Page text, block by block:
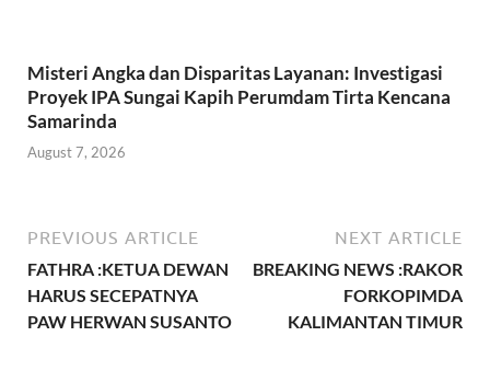
Misteri Angka dan Disparitas Layanan: Investigasi
Proyek IPA Sungai Kapih Perumdam Tirta Kencana
Samarinda
August 7, 2026
PREVIOUS ARTICLE
FATHRA :KETUA DEWAN
HARUS SECEPATNYA
PAW HERWAN SUSANTO
NEXT ARTICLE
BREAKING NEWS :RAKOR
FORKOPIMDA
KALIMANTAN TIMUR